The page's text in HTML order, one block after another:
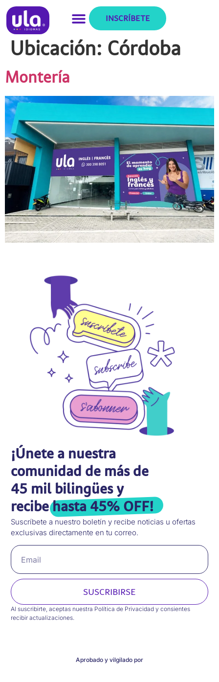
INSCRÍBETE
Ubicación: Córdoba
Montería
¡Únete a nuestra
comunidad de más de
45 mil bilingües y
recibehasta 45% OFF!
Suscríbete a nuestro boletín y recibe noticias u ofertas
exclusivas directamente en tu correo.
SUSCRIBIRSE
Al suscribirte, aceptas nuestra Política de Privacidad y consientes
recibir actualizaciones.
Aprobado y vilgilado por